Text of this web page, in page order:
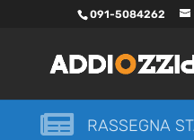
091-5084262
 RASSEGNA